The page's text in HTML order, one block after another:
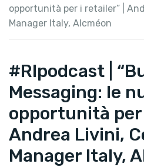
opportunità per i retailer” |
Manager Italy, Alcméon
#RIpodcast |
Messaging: le
opportunità per
Andrea Livini,
Manager Italy,